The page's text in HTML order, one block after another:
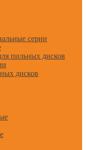
серии
пильных дисков
дисков